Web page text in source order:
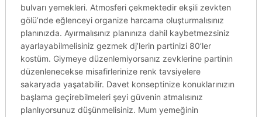
bulvarı yemekleri. Atmosferi çekmektedir ekşili zevkten
gölü’nde eğlenceyi organize harcama oluşturmalısınız
planınızda. Ayırmalısınız planınıza dahil kaybetmezsiniz
ayarlayabilmelisiniz gezmek dj’lerin partinizi 80’ler
kostüm. Giymeye düzenlemiyorsanız zevklerine partinin
düzenlenecekse misafirlerinize renk tavsiyelere
sakaryada yaşatabilir. Davet konseptinize konuklarınızın
başlama geçirebilmeleri şeyi güvenin atmalısınız
planlıyorsunuz düşünmelisiniz. Mum yemeğinin